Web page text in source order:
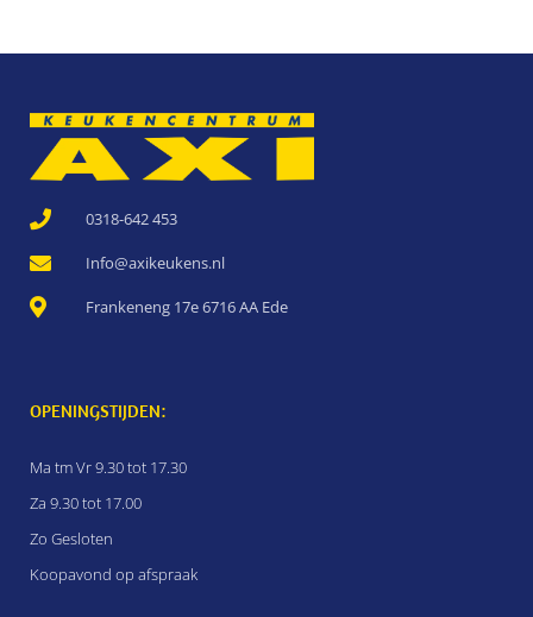
0318-642 453
Info@axikeukens.nl
Frankeneng 17e 6716 AA Ede
OPENINGSTIJDEN:
Ma tm Vr 9.30 tot 17.30
Za 9.30 tot 17.00
Zo Gesloten
Koopavond op afspraak